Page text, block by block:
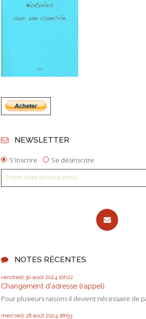
NEWSLETTER
S'inscrire Se désinscrire
NOTES RÉCENTES
vendredi 30 août 2024 10h22
Changement d'adresse (rappel)
Pour plusieurs raisons il devient nécessaire de
mercredi 28 août 2024 18h53